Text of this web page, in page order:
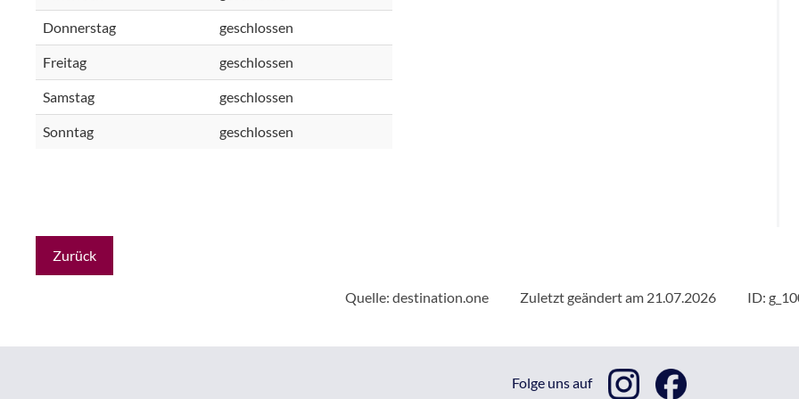
Donnerstag geschlossen
Freitag geschlossen
Samstag geschlossen
Sonntag geschlossen
Zurück
Quelle: destination.one Zuletzt geändert am 21.07.2026 ID:
Folge uns auf